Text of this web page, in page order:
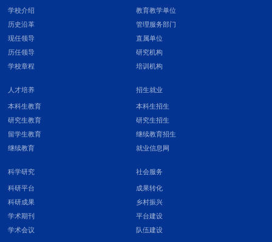
学校介绍
历史沿革
现任领导
历任领导
学校章程
教育教学单位
管理服务部门
直属单位
研究机构
培训机构
人才培养
本科生教育
研究生教育
留学生教育
继续教育
招生就业
本科生招生
研究生招生
继续教育招生
就业信息网
科学研究
科研平台
科研成果
学术期刊
学术会议
社会服务
成果转化
乡村振兴
平台建设
队伍建设